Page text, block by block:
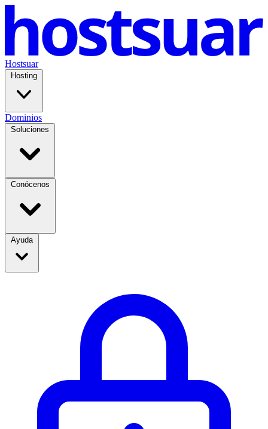
Hostsuar
Hosting
Dominios
Soluciones
Conócenos
Ayuda